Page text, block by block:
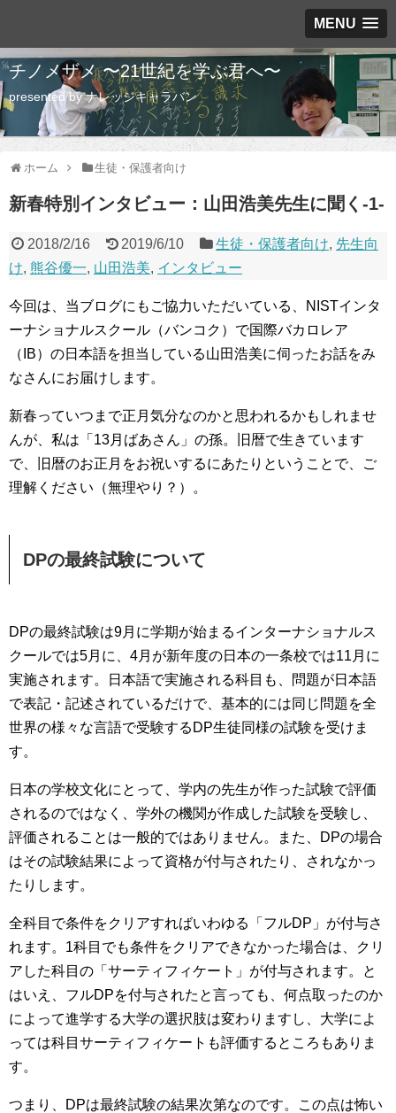
MENU
チノメザメ 〜21世紀を学ぶ君へ〜
presented by ナレッジキャラバン
ホーム 生徒・保護者向け
新春特別インタビュー：山田浩美先生に聞く-1-
2018/2/16 2019/6/10 生徒・保護者向け, 先生向
け, 熊谷優一, 山田浩美, インタビュー
今回は、当ブログにもご協力いただいている、NISTインタ
ーナショナルスクール（バンコク）で国際バカロレア
（IB）の日本語を担当している山田浩美に伺ったお話をみ
なさんにお届けします。
新春っていつまで正月気分なのかと思われるかもしれませ
んが、私は「13月ばあさん」の孫。旧暦で生きています
で、旧暦のお正月をお祝いするにあたりということで、ご
理解ください（無理やり？）。
DPの最終試験について
DPの最終試験は9月に学期が始まるインターナショナルス
クールでは5月に、4月が新年度の日本の一条校では11月に
実施されます。日本語で実施される科目も、問題が日本語
で表記・記述されているだけで、基本的には同じ問題を全
世界の様々な言語で受験するDP生徒同様の試験を受けま
す。
日本の学校文化にとって、学内の先生が作った試験で評価
されるのではなく、学外の機関が作成した試験を受験し、
評価されることは一般的ではありません。また、DPの場合
はその試験結果によって資格が付与されたり、されなかっ
たりします。
全科目で条件をクリアすればいわゆる「フルDP」が付与さ
れます。1科目でも条件をクリアできなかった場合は、クリ
アした科目の「サーティフィケート」が付与されます。と
はいえ、フルDPを付与されたと言っても、何点取ったのか
によって進学する大学の選択肢は変わりますし、大学によ
っては科目サーティフィケートも評価するところもありま
す。
つまり、DPは最終試験の結果次第なのです。この点は怖い